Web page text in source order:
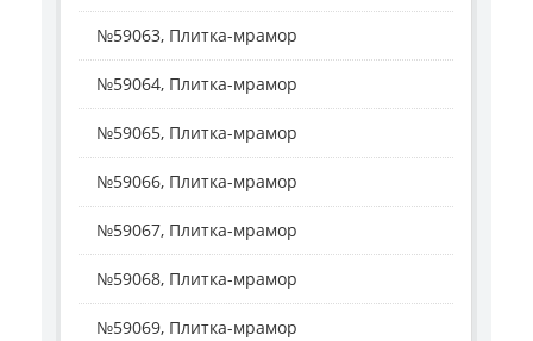
№59063, Плитка-мрамор
№59064, Плитка-мрамор
№59065, Плитка-мрамор
№59066, Плитка-мрамор
№59067, Плитка-мрамор
№59068, Плитка-мрамор
№59069, Плитка-мрамор